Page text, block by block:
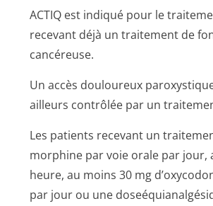
ACTIQ est indiqué pour le
recevant déjà un traitement de
cancéreuse.
Un accès douloureux
ailleurs contrôlée par un
Les patients recevant un
morphine par voie orale par
heure, au moins 30 mg
par jour ou une